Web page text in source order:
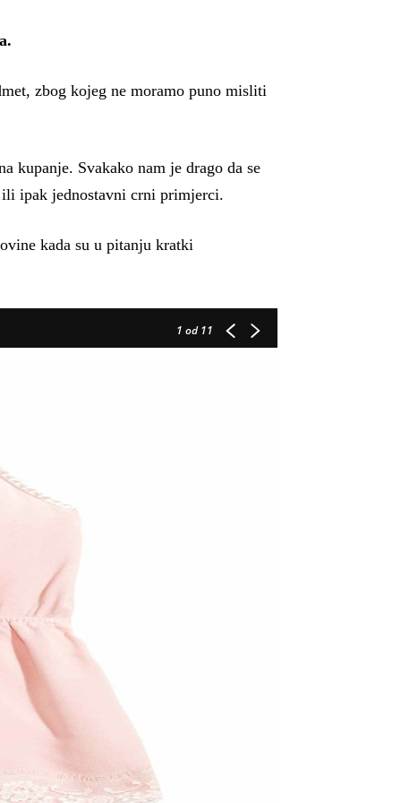
zbog kojeg ne moramo puno misliti
kupanje. Svakako nam je drago da se
ipak jednostavni crni primjerci.
kada su u pitanju kratki
1 od 11